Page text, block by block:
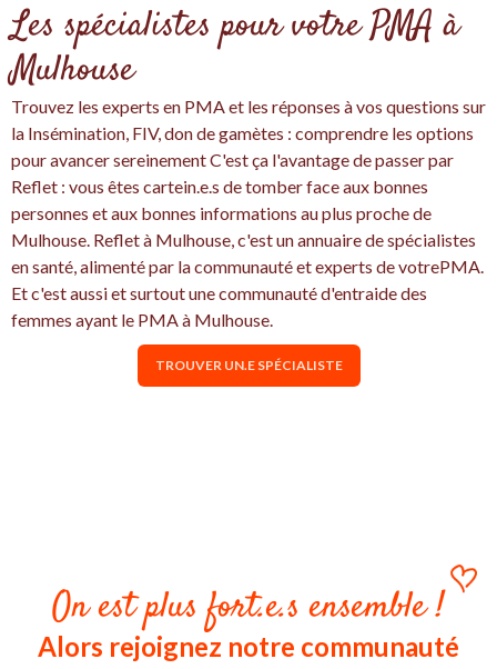
Les spécialistes pour votre PMA à
Mulhouse
Trouvez les experts en PMA et les réponses à vos questions sur
la Insémination, FIV, don de gamètes : comprendre les options
pour avancer sereinement C'est ça l'avantage de passer par
Reflet : vous êtes cartein.e.s de tomber face aux bonnes
personnes et aux bonnes informations au plus proche de
Mulhouse. Reflet à Mulhouse, c'est un annuaire de spécialistes
en santé, alimenté par la communauté et experts de votrePMA.
Et c'est aussi et surtout une communauté d'entraide des
femmes ayant le PMA à Mulhouse.
TROUVER UN.E SPÉCIALISTE
On est plus fort.e.s ensemble !
Alors rejoignez notre communauté